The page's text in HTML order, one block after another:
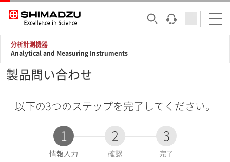
分析計測機器
Analytical and Measuring Instruments
製品問い合わせ
以下の3つのステップを完了してください。
1
現
情報入力
2
確認
3
完了